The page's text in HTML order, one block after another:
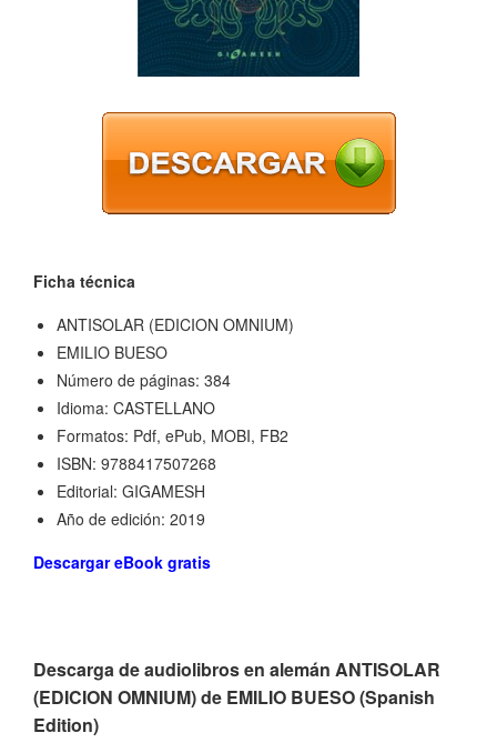
Ficha técnica
ANTISOLAR (EDICION OMNIUM)
EMILIO BUESO
Número de páginas: 384
Idioma: CASTELLANO
Formatos: Pdf, ePub, MOBI, FB2
ISBN: 9788417507268
Editorial: GIGAMESH
Año de edición: 2019
Descargar eBook gratis
Descarga de audiolibros en alemán ANTISOLAR
(EDICION OMNIUM) de EMILIO BUESO (Spanish
Edition)